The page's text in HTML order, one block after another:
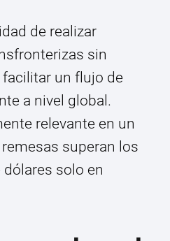
de realizar
sin
un flujo de
a nivel global.
relevante en un
superan los
solo en